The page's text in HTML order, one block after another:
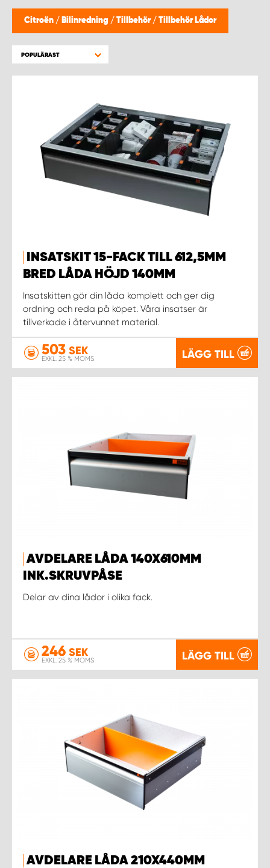
Citroën / Bilinredning / Tillbehör / Tillbehör Lådor
POPULÄRAST
INSATSKIT 15-FACK TILL 612,5MM
BRED LÅDA HÖJD 140MM
Insatskitten gör din låda komplett och ger dig
ordning och reda på köpet. Våra insatser är
tillverkade i återvunnet material.
503 SEK
EXKL. 25 % MOMS LÄGG TILL
AVDELARE LÅDA 140X610MM
INK.SKRUVPÅSE
Delar av dina lådor i olika fack.
246 SEK
EXKL. 25 % MOMS LÄGG TILL
AVDELARE LÅDA 210X440MM
WORK SYSTEM KARLSTAD
WORK SYSTEM KIRUNA
WORK SYSTEM KRISTIANSTAD
WORK SYSTEM NORRKÖPING
WORK SYSTEM SKELLEFTEÅ
WORK SYSTEM SKÖVDE
WORK SYSTEM STAFFANSTORP
WORK SYSTEM STOCKHOLM SYD
WORK SYSTEM SUNDSVALL
WORK SYSTEM UPPSALA
WORK SYSTEM VARBERG
WORK SYSTEM VÄRNAMO
WORK SYSTEM VÄSTERÅS
WORK SYSTEM ÖREBRO
WORK SYSTEM ÖSTERSUND